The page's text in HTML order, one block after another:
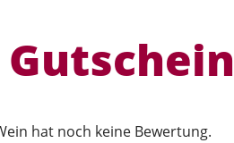
Gutschein
hat noch keine Bewertung.